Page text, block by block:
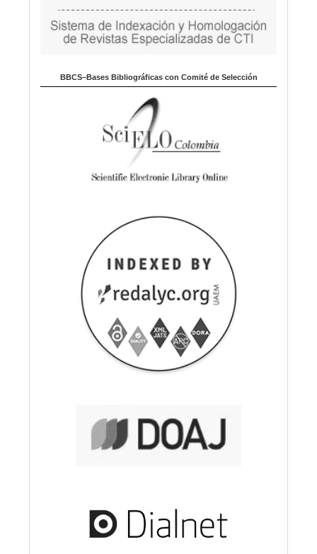
BBCS–Bases Bibliográficas con Comité de Selección